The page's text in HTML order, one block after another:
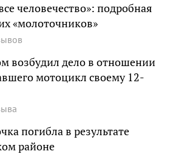
человечество»: подробная
«молоточников»
возбудил дело в отношении
мотоцикл своему 12-
погибла в результате
районе